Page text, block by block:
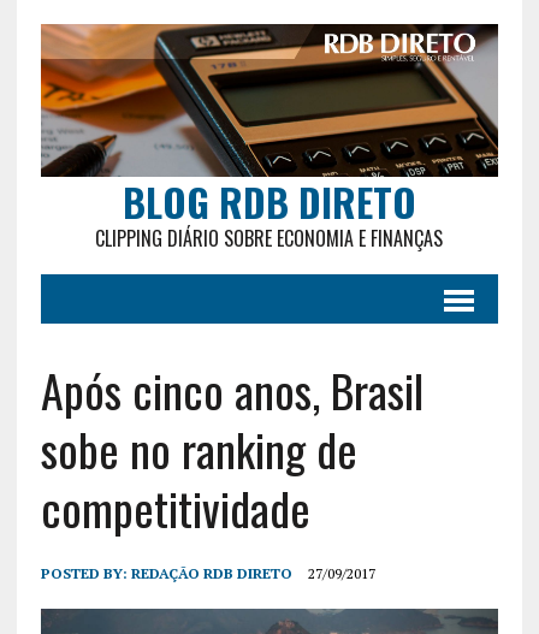
BLOG RDB DIRETO
CLIPPING DIÁRIO SOBRE ECONOMIA E FINANÇAS
Após cinco anos, Brasil
sobe no ranking de
competitividade
POSTED BY: REDAÇÃO RDB DIRETO 27/09/2017